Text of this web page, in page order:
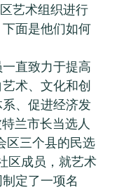
艺术组织进行
面是他们如何
直致力于提高
术、文化和创
、促进经济发
兰市长当选人
区三个县的民选
区成员，就艺术
定了一项名